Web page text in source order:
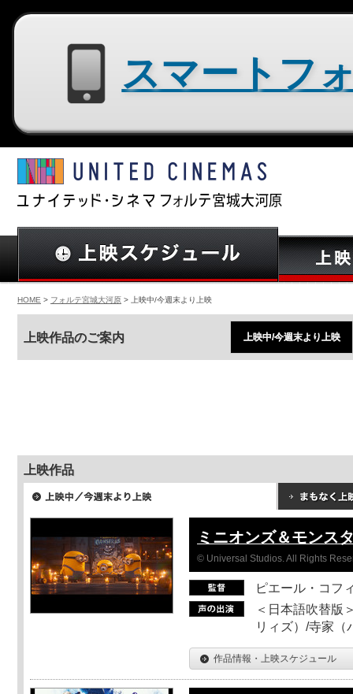
HOME > フォルテ宮城大河原 > 上映中/今週末より上映
上映作品のご案内 上映中/今週末より上映
上映作品
ミニオンズ＆モンス
© Universal Studios. All Rights
ピエール・コフ
＜日本語吹替版
リィズ）/寺家（
作品情報・上映スケジュール